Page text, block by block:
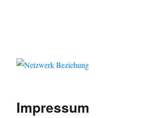
Impressum